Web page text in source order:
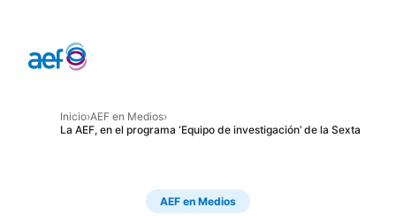
Inicio›AEF en Medios›
La AEF, en el programa ‘Equipo de investigación’ de la Sexta
AEF en Medios